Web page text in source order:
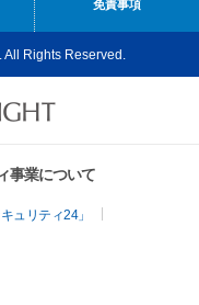
免責事項
Rights Reserved.
事業について
ュリティ24」